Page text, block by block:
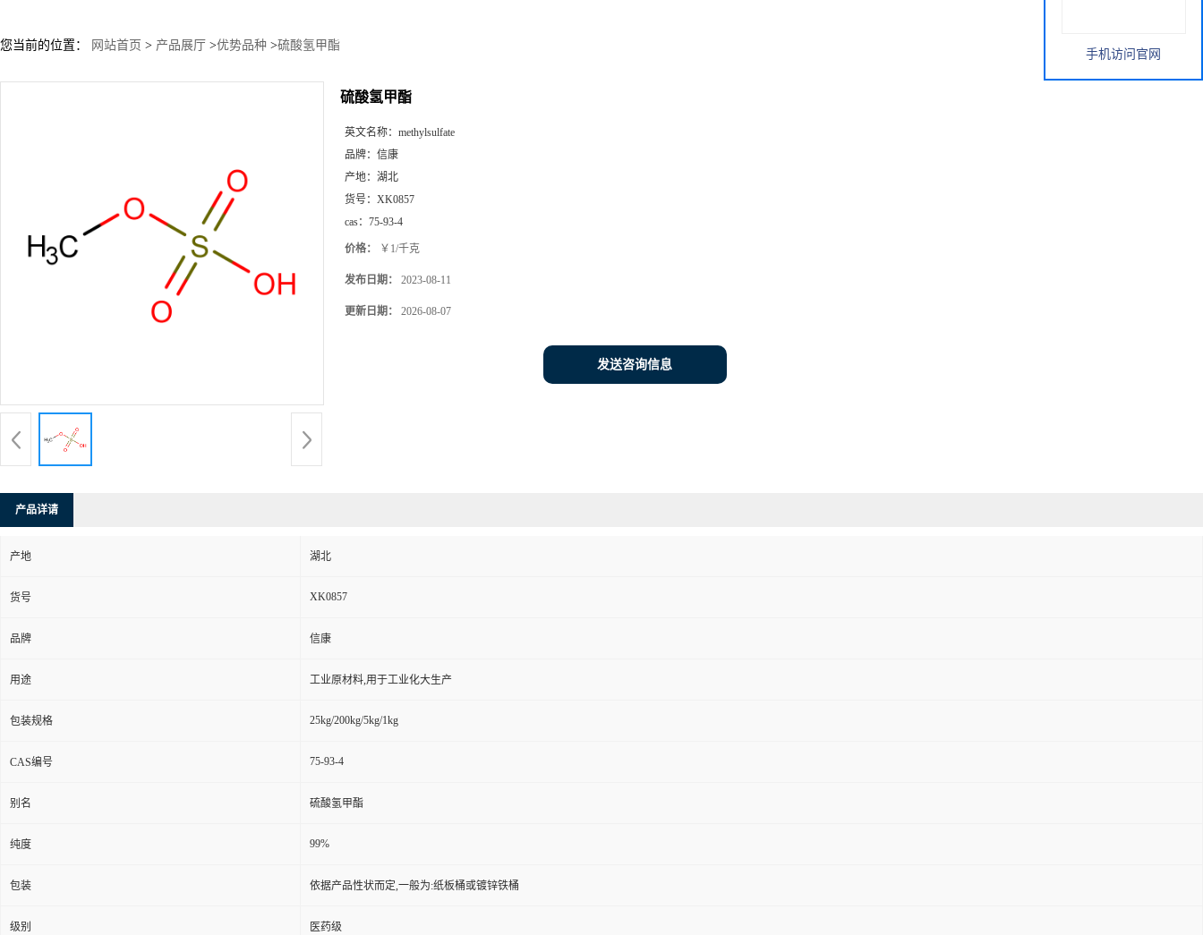
您当前的位置： 网站首页 > 产品展厅 >优势品种 >硫酸氢甲酯
硫酸氢甲酯
英文名称： methylsulfate
品牌： 信康
产地： 湖北
货号： XK0857
cas： 75-93-4
价格： ￥1/千克
发布日期： 2023-08-11
更新日期： 2026-08-07
发送咨询信息
产品详请
产地 湖北
货号 XK0857
品牌 信康
用途 工业原材料,用于工业化大生产
包装规格 25kg/200kg/5kg/1kg
CAS编号 75-93-4
别名 硫酸氢甲酯
纯度 99%
包装 依据产品性状而定,一般为:纸板桶或镀锌铁桶
级别 医药级
手机访问官网